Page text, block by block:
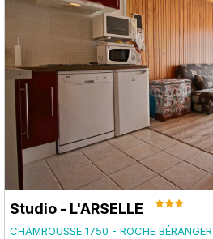
Studio - L'ARSELLE
CHAMROUSSE 1750 - ROCHE BÉRANGER